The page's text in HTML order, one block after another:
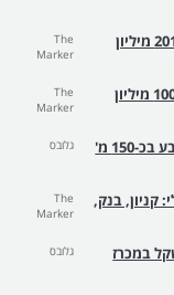
דלק נדל"ן מכרה מרכז קניות בשווייץ ב-201 מיליון
The
Marker
אשטרום: שווי קניון בת ים גדל ביותר מ-100 מיליון
The
Marker
סולל בונה תבצע את בניית קניון באר שבע בכ-150 מ'
גלובס
קניון, בנק,
The
Marker
300 מיליון שקל במכרז
גלובס